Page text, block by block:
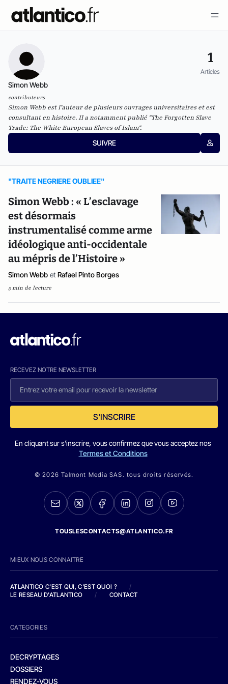
1
Articles
Simon Webb
contributeurs
Simon Webb est l’auteur de plusieurs ouvrages universitaires et est
consultant en histoire. Il a notamment publié "The Forgotten Slave
Trade: The White European Slaves of Islam".
SUIVRE
"TRAITE NEGRIERE OUBLIEE"
Simon Webb : « L’esclavage
est désormais
instrumentalisé comme arme
idéologique anti-occidentale
au mépris de l’Histoire »
Simon Webb et Rafael Pinto Borges
5 min de lecture
RECEVEZ NOTRE NEWSLETTER
S'INSCRIRE
En cliquant sur s'inscrire, vous confirmez que vous acceptez nos
Termes et Conditions
© 2026 Talmont Media SAS. tous droits réservés.
TOUSLESCONTACTS@ATLANTICO.FR
MIEUX NOUS CONNAITRE
ATLANTICO C'EST QUI, C'EST QUOI ?
/
LE RESEAU D'ATLANTICO
/ CONTACT
CATEGORIES
DECRYPTAGES
DOSSIERS
RENDEZ-VOUS